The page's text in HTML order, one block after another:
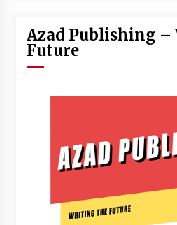
Azad Publishing
Future